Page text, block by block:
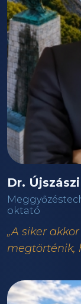
Dr.
oktató
„A siker
megtörténik,